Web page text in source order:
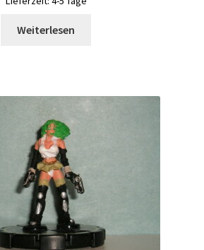
Weiterlesen